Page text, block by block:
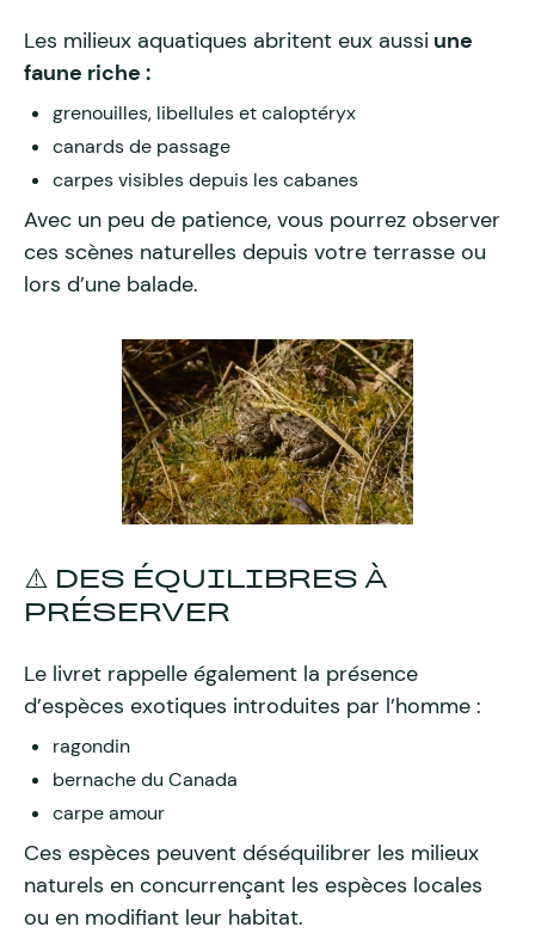
Les milieux aquatiques abritent eux aussi une
faune riche :
grenouilles, libellules et caloptéryx
canards de passage
carpes visibles depuis les cabanes
Avec un peu de patience, vous pourrez observer
ces scènes naturelles depuis votre terrasse ou
lors d’une balade.
⚠️ DES ÉQUILIBRES À
PRÉSERVER
Le livret rappelle également la présence
d’espèces exotiques introduites par l’homme :
ragondin
bernache du Canada
carpe amour
Ces espèces peuvent déséquilibrer les milieux
naturels en concurrençant les espèces locales
ou en modifiant leur habitat.